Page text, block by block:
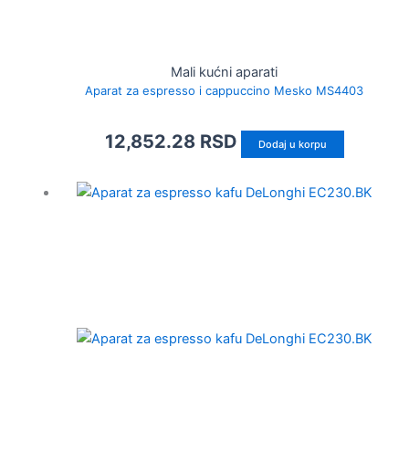
Mali kućni aparati
Aparat za espresso i cappuccino Mesko MS4403
12,852.28 RSD Dodaj u korpu